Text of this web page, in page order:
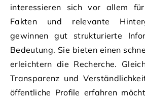
interessieren sich vor allem für
Fakten und relevante
gewinnen gut strukturierte
Bedeutung. Sie bieten einen
erleichtern die Recherche.
Transparenz und
öffentliche Profile erfahren